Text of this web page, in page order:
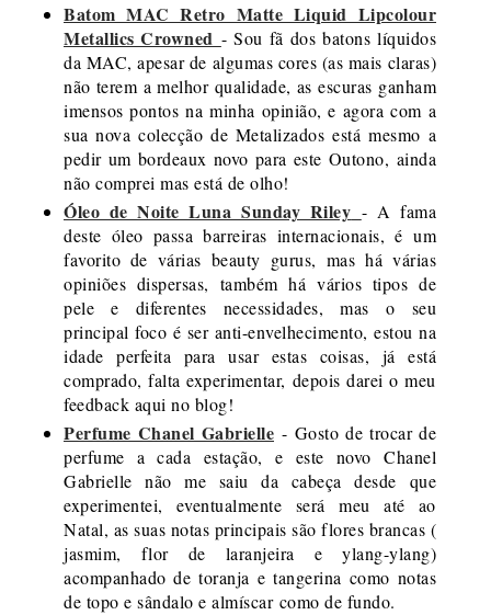
Batom MAC Retro Matte Liquid Lipcolour
Metallics Crowned - Sou fã dos batons líquidos
da MAC, apesar de algumas cores (as mais claras)
não terem a melhor qualidade, as escuras ganham
imensos pontos na minha opinião, e agora com a
sua nova colecção de Metalizados está mesmo a
pedir um bordeaux novo para este Outono, ainda
não comprei mas está de olho!
Óleo de Noite Luna Sunday Riley - A fama
deste óleo passa barreiras internacionais, é um
favorito de várias beauty gurus, mas há várias
opiniões dispersas, também há vários tipos de
pele e diferentes necessidades, mas o seu
principal foco é ser anti-envelhecimento, estou na
idade perfeita para usar estas coisas, já está
comprado, falta experimentar, depois darei o meu
feedback aqui no blog!
Perfume Chanel Gabrielle - Gosto de trocar de
perfume a cada estação, e este novo Chanel
Gabrielle não me saiu da cabeça desde que
experimentei, eventualmente será meu até ao
Natal, as suas notas principais são flores brancas (
jasmim, flor de laranjeira e ylang-ylang)
acompanhado de toranja e tangerina como notas
de topo e sândalo e almíscar como de fundo.